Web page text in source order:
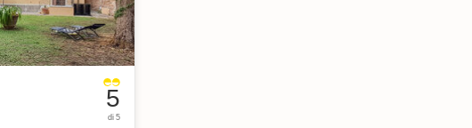
5
di 5